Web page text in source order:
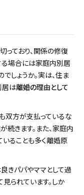
ており、関係の修復
る場合には家庭内別居
しょうか。実は、住ま
居は離婚の理由として
双方が支払っているな
続きます。また、家庭内
ることも多く離婚原
きパパやママとして過
られています。しか